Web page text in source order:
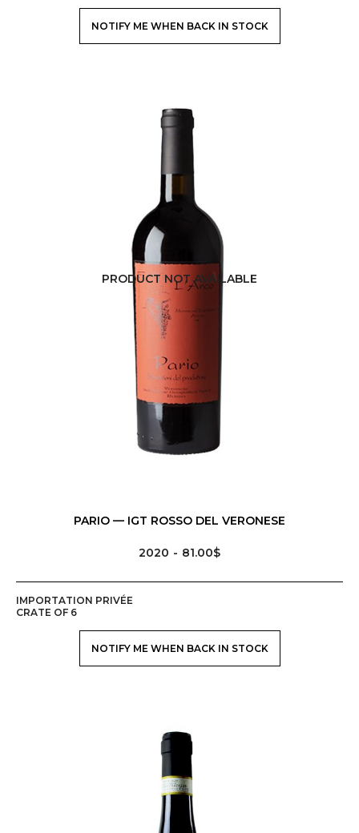
NOTIFY ME WHEN BACK IN STOCK
PRODUCT NOT AVAILABLE
PARIO — IGT ROSSO DEL VERONESE
2020 81.00$
IMPORTATION PRIVÉE
CRATE OF 6
NOTIFY ME WHEN BACK IN STOCK